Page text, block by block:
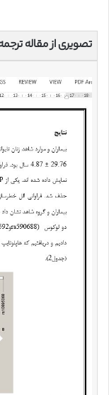
تصویری از مقاله